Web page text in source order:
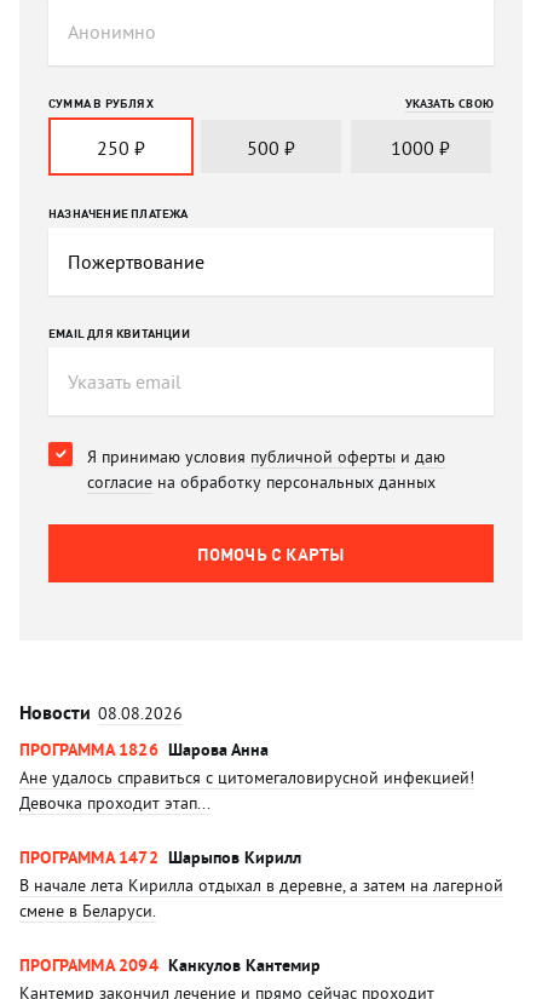
СУММА В РУБЛЯХ
250 ₽ 500 ₽ 1000₽
УКАЗАТЬ СВОЮ
НАЗНАЧЕНИЕ ПЛАТЕЖА
EMAIL ДЛЯ КВИТАНЦИИ
Я принимаю условия публичной оферты и даю
согласие на обработку персональных данных
ПОМОЧЬ C КАРТЫ
Новости 08.08.2026
ПРОГРАММА 1826 Шарова Анна
Ане удалось справиться с цитомегаловирусной инфекцией!
Девочка проходит этап...
ПРОГРАММА 1472 Шарыпов Кирилл
В начале лета Кирилла отдыхал в деревне, а затем на лагерной
смене в Беларуси.
ПРОГРАММА 2094 Канкулов Кантемир
Кантемир закончил лечение и прямо сейчас проходит